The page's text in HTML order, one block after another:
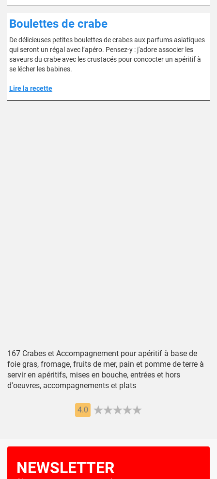
Boulettes de crabe
De délicieuses petites boulettes de crabes aux parfums asiatiques
qui seront un régal avec l’apéro. Pensez-y : j'adore associer les
saveurs du crabe avec les crustacés pour concocter un apéritif à
se lécher les babines.
Lire la recette
167 Crabes et Accompagnement pour apéritif à base de
foie gras, fromage, fruits de mer, pain et pomme de terre à
servir en apéritifs, mises en bouche, entrées et hors
d'oeuvres, accompagnements et plats
4.0
NEWSLETTER